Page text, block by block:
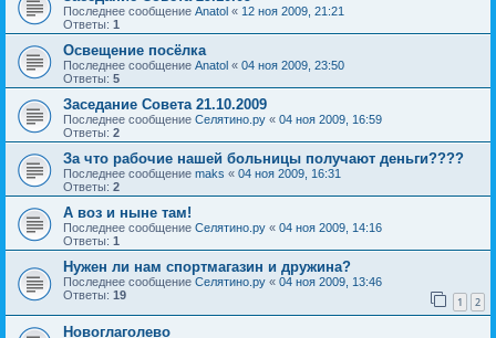
Последнее сообщение Anatol « 12 ноя 2009, 21:21
Ответы: 1
Освещение посёлка
Последнее сообщение Anatol « 04 ноя 2009, 23:50
Ответы: 5
Заседание Совета 21.10.2009
Последнее сообщение Селятино.ру « 04 ноя 2009, 16:59
Ответы: 2
За что рабочие нашей больницы получают деньги????
Последнее сообщение maks « 04 ноя 2009, 16:31
Ответы: 2
А воз и ныне там!
Последнее сообщение Селятино.ру « 04 ноя 2009, 14:16
Ответы: 1
Нужен ли нам спортмагазин и дружина?
Последнее сообщение Селятино.ру « 04 ноя 2009, 13:46
Ответы: 19 1 2
Новоглаголево